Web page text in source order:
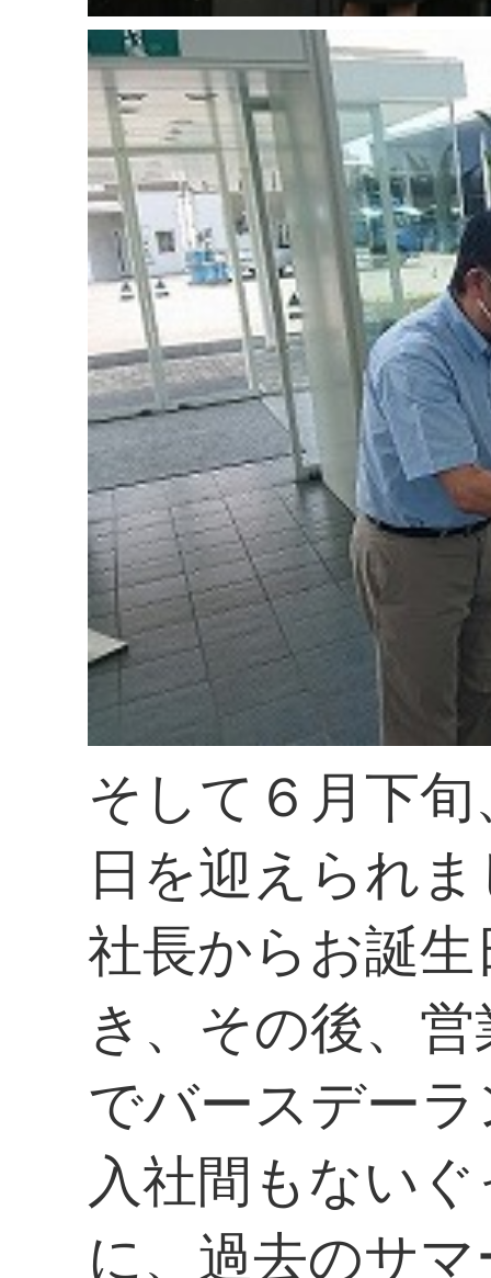
そして６月下
日を迎えられ
社長からお誕
き、その後、
でバースデー
入社間もない
に、過去のサ